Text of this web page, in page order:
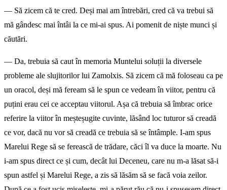
— Să zicem că te cred. Deși mai am întrebări, cred că va trebui să
mă gândesc mai întâi la ce mi-ai spus. Ai pomenit de niște munci și
căutări.
— Da, trebuia să caut în memoria Muntelui soluții la diversele
probleme ale slujitorilor lui Zamolxis. Să zicem că mă foloseau ca pe
un oracol, deși mă feream să le spun ce vedeam în viitor, pentru că
puțini erau cei ce acceptau viitorul. Așa că trebuia să îmbrac orice
referire la viitor în meșteșugite cuvinte, lăsând loc tuturor să creadă
ce vor, dacă nu vor să creadă ce trebuia să se întâmple. I-am spus
Marelui Rege să se ferească de trădare, căci îl va duce la moarte. Nu
i-am spus direct ce și cum, decât lui Deceneu, care nu m-a lăsat să-i
spun astfel și Marelui Rege, a zis să lăsăm să se facă voia zeilor.